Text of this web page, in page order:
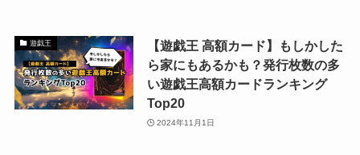
遊戯王
【遊戯王 高額カード】もしかした
ら家にもあるかも？発行枚数の多
い遊戯王高額カードランキング
Top20
2024年11月1日